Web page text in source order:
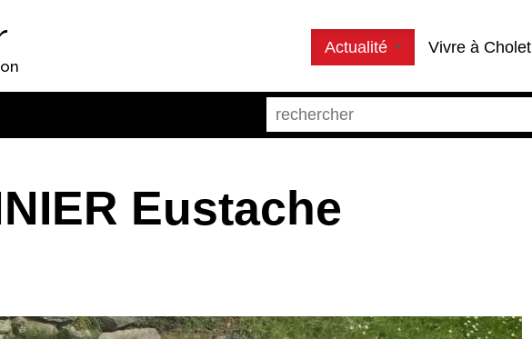
Actualité Vivre à Cholet
Eustache